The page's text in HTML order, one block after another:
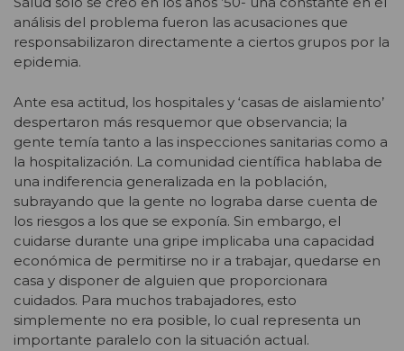
análisis del problema fueron las acusaciones que
responsabilizaron directamente a ciertos grupos por la
epidemia.
Ante esa actitud, los hospitales y ‘casas de aislamiento’
despertaron más resquemor que observancia; la
gente temía tanto a las inspecciones sanitarias como a
la hospitalización. La comunidad científica hablaba de
una indiferencia generalizada en la población,
subrayando que la gente no lograba darse cuenta de
los riesgos a los que se exponía. Sin embargo, el
cuidarse durante una gripe implicaba una capacidad
económica de permitirse no ir a trabajar, quedarse en
casa y disponer de alguien que proporcionara
cuidados. Para muchos trabajadores, esto
simplemente no era posible, lo cual representa un
importante paralelo con la situación actual.